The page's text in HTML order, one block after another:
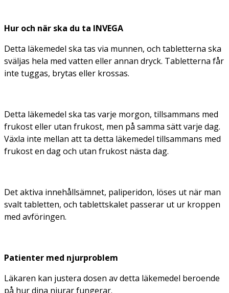
Hur och när ska du ta INVEGA
Detta läkemedel ska tas via munnen, och tabletterna ska
sväljas hela med vatten eller annan dryck. Tabletterna får
inte tuggas, brytas eller krossas.
Detta läkemedel ska tas varje morgon, tillsammans med
frukost eller utan frukost, men på samma sätt varje dag.
Växla inte mellan att ta detta läkemedel tillsammans med
frukost en dag och utan frukost nästa dag.
Det aktiva innehållsämnet, paliperidon, löses ut när man
svalt tabletten, och tablettskalet passerar ut ur kroppen
med avföringen.
Patienter med njurproblem
Läkaren kan justera dosen av detta läkemedel beroende
på hur dina njurar fungerar.